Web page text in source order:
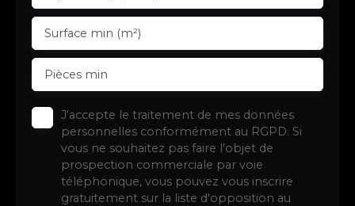
Surface min (m²)
Pièces min
J'accepte le traitement de mes données
personnelles conformément au RGPD. Si
vous ne souhaitez pas faire l'objet de
prospection commerciale par voie
téléphonique, vous pouvez vous inscrire
gratuitement sur la liste d'opposition au